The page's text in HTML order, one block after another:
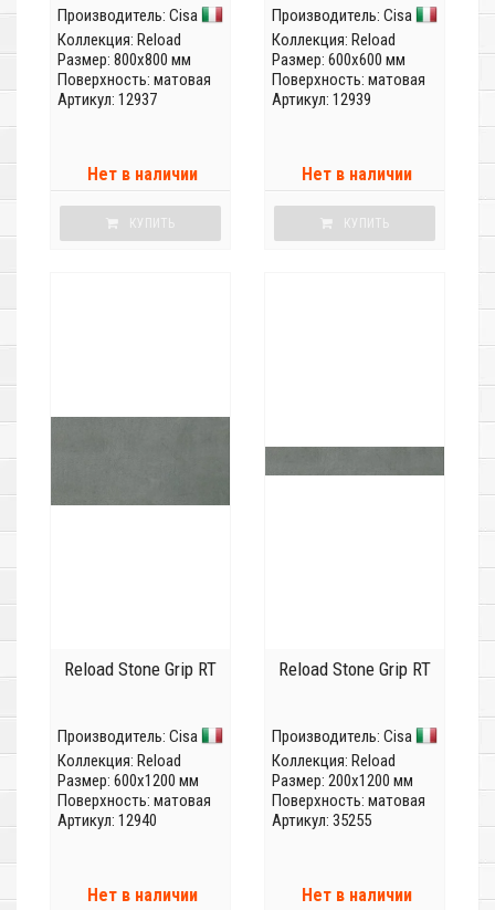
Производитель: Cisa
Коллекция: Reload
Размер: 800x800 мм
Поверхность: матовая
Артикул: 12937
Нет в наличии
КУПИТЬ
Производитель: Cisa
Коллекция: Reload
Размер: 600x600 мм
Поверхность: матовая
Артикул: 12939
Нет в наличии
КУПИТЬ
Reload Stone Grip RT
Производитель: Cisa
Коллекция: Reload
Размер: 600x1200 мм
Поверхность: матовая
Артикул: 12940
Нет в наличии
Reload Stone Grip RT
Производитель: Cisa
Коллекция: Reload
Размер: 200x1200 мм
Поверхность: матовая
Артикул: 35255
Нет в наличии